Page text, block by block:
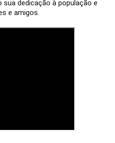
sua dedicação à população e
e amigos.